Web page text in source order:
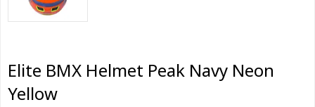
Elite BMX Helmet Peak Navy Neon
Yellow